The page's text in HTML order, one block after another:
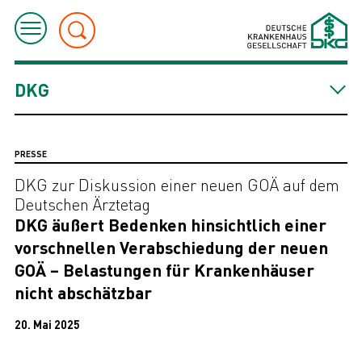
DKG
PRESSE
DKG zur Diskussion einer neuen GOÄ auf dem
Deutschen Ärztetag
DKG äußert Bedenken hinsichtlich einer
vorschnellen Verabschiedung der neuen
GOÄ – Belastungen für Krankenhäuser
nicht abschätzbar
20. Mai 2025